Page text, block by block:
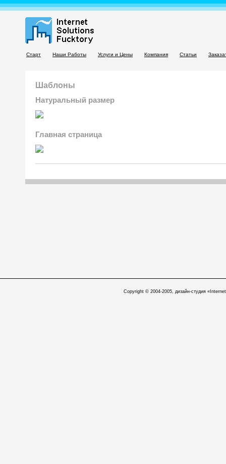
Старт Наши Работы Услуги и Цены Компания Статьи
Шаблоны
Натуральный размер
Главная страница
Copyright © 2004-2005, дизайн-студия